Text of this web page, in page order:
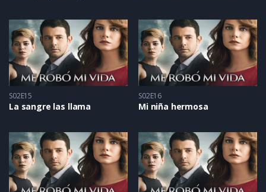
S02E15
La sangre las llama
S02E16
Mi niña hermosa